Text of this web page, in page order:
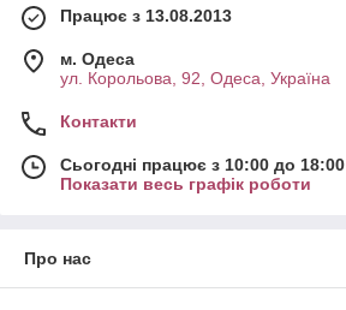
Працює з 13.08.2013
м. Одеса
ул. Корольова, 92, Одеса, Україна
Контакти
Сьогодні працює з 10:00 до 18:00
Показати весь графік роботи
Про нас